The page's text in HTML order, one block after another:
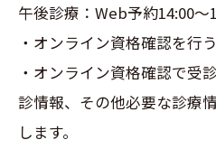
午後診療：Web予約14:00～
・オンライン資格確認を行
・オンライン資格確認で受
診情報、その他必要な診療
します。